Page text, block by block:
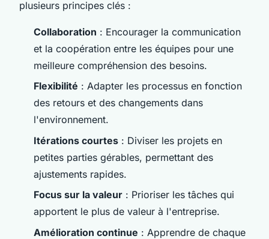
plusieurs principes clés :
Collaboration : Encourager la communication
et la coopération entre les équipes pour une
meilleure compréhension des besoins.
Flexibilité : Adapter les processus en fonction
des retours et des changements dans
l'environnement.
Itérations courtes : Diviser les projets en
petites parties gérables, permettant des
ajustements rapides.
Focus sur la valeur : Prioriser les tâches qui
apportent le plus de valeur à l'entreprise.
Amélioration continue : Apprendre de chaque